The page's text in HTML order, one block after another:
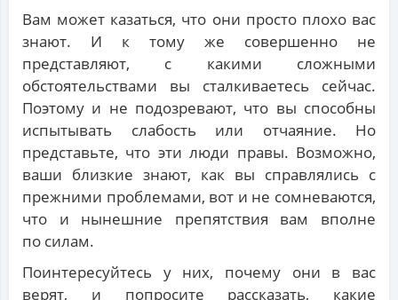
Вам может казаться, что они просто плохо вас
знают. И к тому же совершенно не
представляют, с какими сложными
обстоятельствами вы сталкиваетесь сейчас.
Поэтому и не подозревают, что вы способны
испытывать слабость или отчаяние. Но
представьте, что эти люди правы. Возможно,
ваши близкие знают, как вы справлялись с
прежними проблемами, вот и не сомневаются,
что и нынешние препятствия вам вполне
по силам.
Поинтересуйтесь у них, почему они в вас
верят, и попросите рассказать, какие